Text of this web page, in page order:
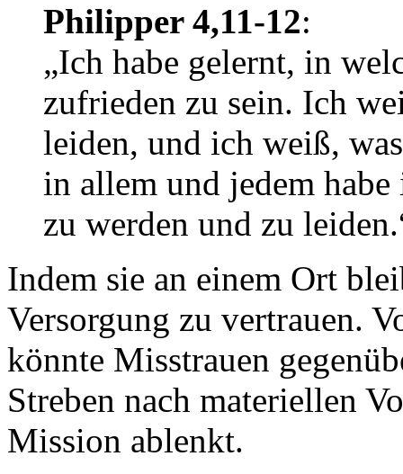
Philipper 4,11-12:
„Ich habe gelernt, in
zufrieden zu sein. Ich
leiden, und ich weiß,
in allem und jedem
zu werden und zu
Indem sie an einem Ort
Versorgung zu vertrauen.
könnte Misstrauen
Streben nach materiellen
Mission ablenkt.